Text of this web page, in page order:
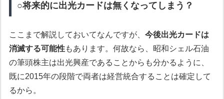
○将来的に出光カードは無くなってしまう？
ここまで解説しておいてなんですが、今後出光カードは
消滅する可能性もあります。何故なら、昭和シェル石油
の筆頭株主は出光興産であることからも分かるように、
既に2015年の段階で両者は経営統合することは確定して
るから。